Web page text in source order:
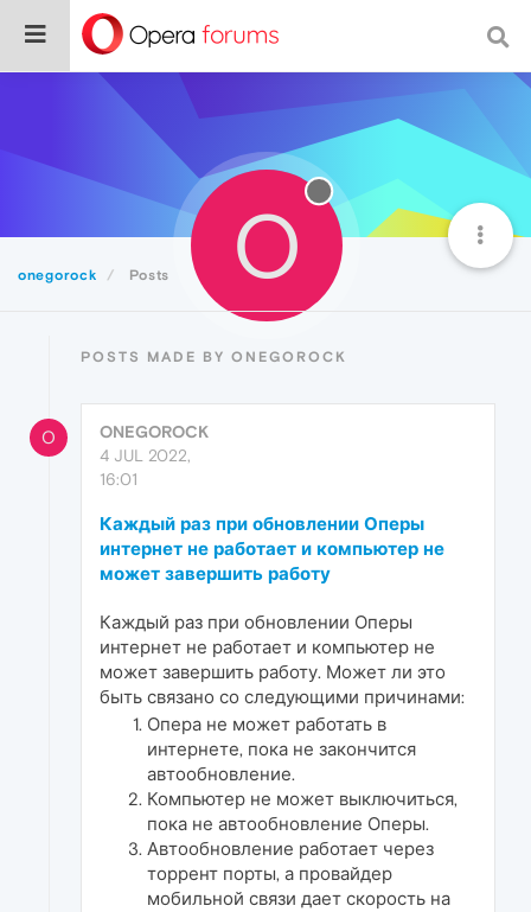
onegorock Posts O
POSTS MADE BY ONEGOROCK
O
ONEGOROCK
4 JUL 2022,
16:01
Каждый раз при обновлении Оперы
интернет не работает и компьютер не
может завершить работу
Каждый раз при обновлении Оперы
интернет не работает и компьютер не
может завершить работу. Может ли это
быть связано со следующими причинами:
Опера не может работать в
интернете, пока не закончится
автообновление.
Компьютер не может выключиться,
пока не автообновление Оперы.
Автообновление работает через
торрент порты, а провайдер
мобильной связи дает скорость на